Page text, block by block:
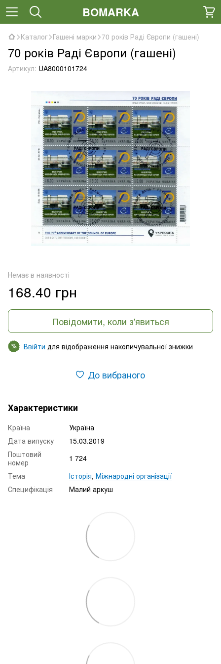
BOMARKA
Каталог Гашені марки 70 років Раді Європи (гашені)
70 років Раді Європи (гашені)
Артикул: UA8000101724
Немає в наявності
168.40 грн
Повідомити, коли з'явиться
% Ввійти для відображення накопичувальної знижки
До вибраного
Характеристики
Країна
Україна
Дата випуску
15.03.2019
Поштовий
номер
1 724
Тема
Історія, Міжнародні організації
Специфікація
Малий аркуш